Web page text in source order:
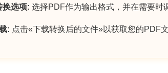
换选项: 选择PDF作为输出格式，并在需要时
: 点击«下载转换后的文件»以获取您的PDF